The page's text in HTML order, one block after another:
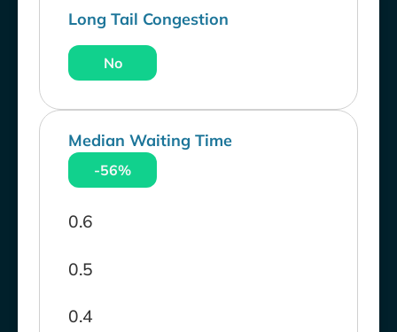
Long Tail Congestion
No
Median Waiting Time
-56%
0.4
0.5
0.6